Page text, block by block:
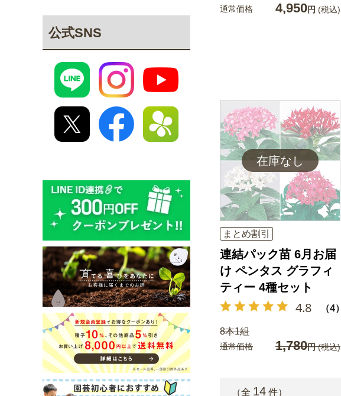
公式SNS
通常価格 4,950円 (税込)
まとめ割引
連結パック苗 6月お届
け ペンタス グラフィ
ティー 4種セット
4.8 （4）
8本1組
通常価格 1,780円(税込)
（全 14 件）